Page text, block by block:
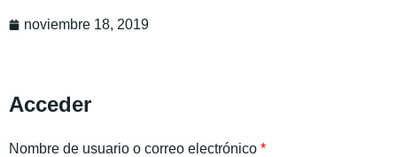
noviembre 18, 2019
Acceder
Nombre de usuario o correo electrónico *